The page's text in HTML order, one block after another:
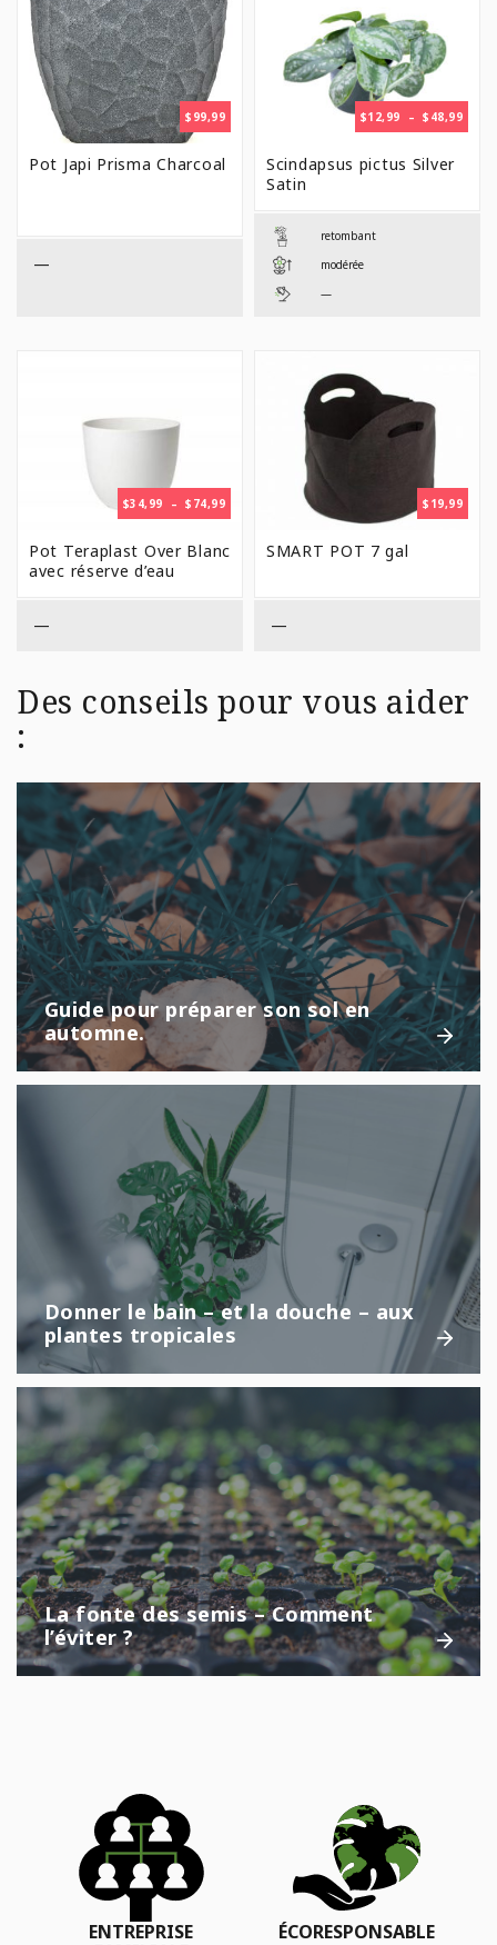
$ 99,99
Pot Japi Prisma Charcoal
—
$12,99 – $ 48,99
DE
Scindapsus pictus Silver
Satin
retombant
modérée
—
$34,99 – $ 74,99PLAGE
DE
Pot Teraplast Over Blanc
avec réserve d’eau
—
$ 19,99
SMART POT 7 gal
—
Des conseils pour vous aider
:
Guide pour préparer son sol en
automne.
Donner le bain – et la douche – aux
plantes tropicales
La fonte des semis – Comment
l’éviter ?
ENTREPRISE
ÉCORESPONSABLE